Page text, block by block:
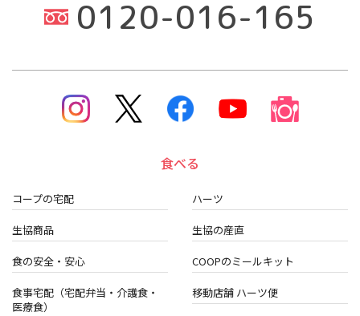
0120-016-165
食べる
コープの宅配 ハーツ
生協商品 生協の産直
食の安全・安心 COOPのミールキット
食事宅配（宅配弁当・介護食・
医療食）
移動店舗 ハーツ便